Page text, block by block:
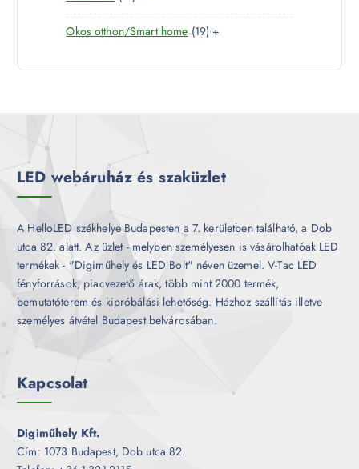
k
m
e
r
é
7
t
r
Okos otthon/Smart home 191
t
+
LED webáruház és szaküzlet
A HelloLED székhelye Budapesten a 7. kerületben található, a Dob
utca 82. alatt. Az üzlet - melyben személyesen is vásárolhatóak LED
termékek - "Digiműhely és LED Bolt" néven üzemel. V-Tac LED
fényforrások, piacvezető árak, több mint 2000 termék,
bemutatóterem és kipróbálási lehetőség. Házhoz szállítás illetve
személyes átvétel Budapest belvárosában.
Kapcsolat
Digiműhely Kft.
Cím: 1073 Budapest, Dob utca 82.